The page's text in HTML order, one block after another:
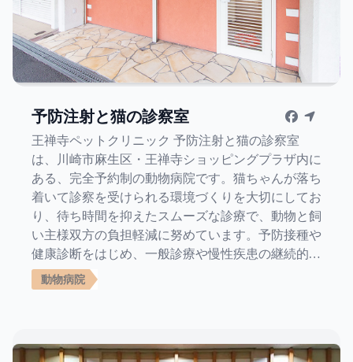
予防注射と猫の診察室
王禅寺ペットクリニック 予防注射と猫の診察室
は、川崎市麻生区・王禅寺ショッピングプラザ内に
ある、完全予約制の動物病院です。猫ちゃんが落ち
着いて診察を受けられる環境づくりを大切にしてお
り、待ち時間を抑えたスムーズな診療で、動物と飼
い主様双方の負担軽減に努めています。予防接種や
健康診断をはじめ、一般診療や慢性疾患の継続的な
ケアにも対応し、皮膚科専門診療も実施していま
す。
動物病院